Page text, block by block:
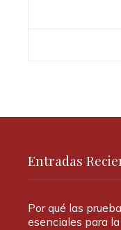
Entradas
Por qué las
esenciales para